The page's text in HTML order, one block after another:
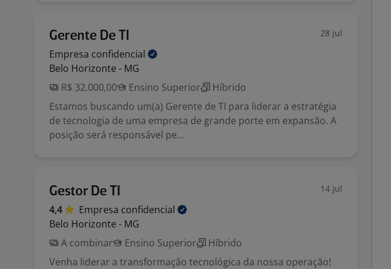
Gerente De TI 28 jul
Empresa confidencial
Belo Horizonte - MG
R$ 32.000,00
Ensino Superior
Híbrido
Estamos buscando um(a) Gerente de TI para liderar a estratégia
de tecnologia de uma empresa de grande porte em expansão. A
posição será responsável pe...
Gestor De TI 14 jul
4,4 Empresa confidencial
Belo Horizonte - MG
A combinar
Ensino Superior
Híbrido
Venha liderar a transformação tecnológica da nossa operação!